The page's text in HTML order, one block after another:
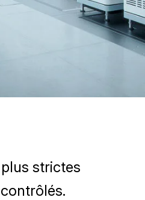
strictes